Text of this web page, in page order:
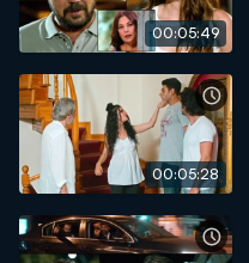
00:05:49
00:05:28